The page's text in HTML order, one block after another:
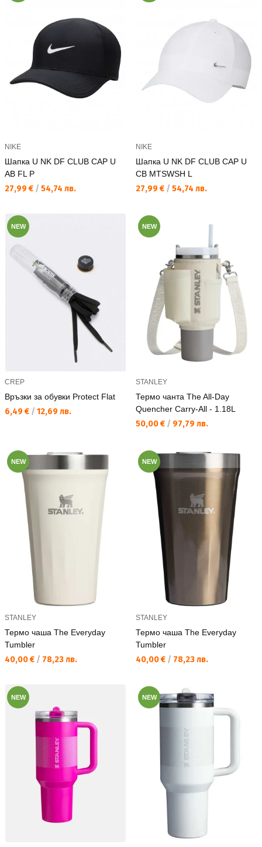
NIKE
Шапка U NK DF CLUB CAP U
AB FL P
Текуща цена:
27,99 € / 54,74 лв.
NIKE
Шапка U NK DF CLUB CAP U
CB MTSWSH L
Текуща цена:
27,99 € / 54,74 лв.
NEW
CREP
Връзки за обувки Protect Flat
Текуща цена:
6,49 € / 12,69 лв.
NEW
STANLEY
Термо чанта The All-Day
Quencher Carry-All - 1.18L
Текуща цена:
50,00 € / 97,79 лв.
NEW
STANLEY
Термо чаша The Everyday
Tumbler
Текуща цена:
40,00 € / 78,23 лв.
NEW
STANLEY
Термо чаша The Everyday
Tumbler
Текуща цена:
40,00 € / 78,23 лв.
NEW NEW